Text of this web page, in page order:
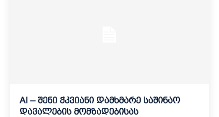
AI – შენი ჭკვიანი დამხმარე საშინაო
დავალების მომზადებისას